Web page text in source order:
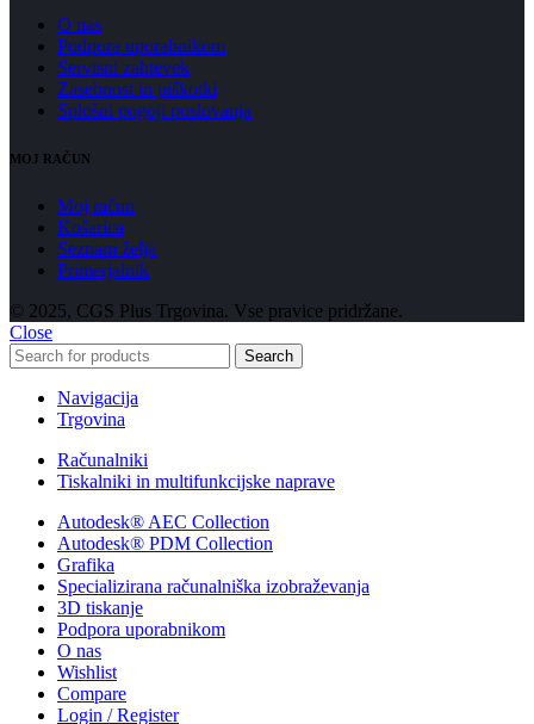
O nas
Podpora uporabnikom
Servisni zahtevek
Zasebnost in piškotki
Splošni pogoji poslovanja
MOJ RAČUN
Moj račun
Košarica
Seznam želja
Primerjalnik
© 2025, CGS Plus Trgovina. Vse pravice pridržane.
Close
Search
Navigacija
Trgovina
Računalniki
Tiskalniki in multifunkcijske naprave
Autodesk® AEC Collection
Autodesk® PDM Collection
Grafika
Specializirana računalniška izobraževanja
3D tiskanje
Podpora uporabnikom
O nas
Wishlist
Compare
Login / Register